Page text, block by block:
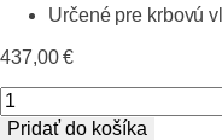
Určené pre krbovú
437,00€
množstvo
Čierne
Pridať do košíka